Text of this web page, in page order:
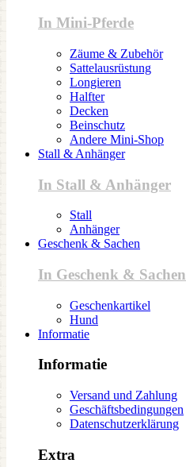
In Mini-Pferde
Zäume & Zubehör
Sattelausrüstung
Longieren
Halfter
Decken
Beinschutz
Andere Mini-Shop
Stall & Anhänger
In Stall & Anhänger
Stall
Anhänger
Geschenk & Sachen
In Geschenk & Sachen
Geschenkartikel
Hund
Informatie
Informatie
Versand und Zahlung
Geschäftsbedingungen
Datenschutzerklärung
Extra